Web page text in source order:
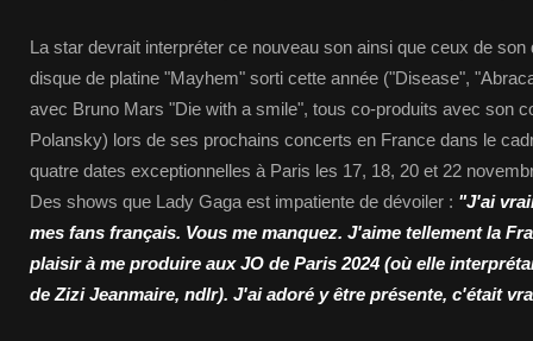
La star devrait interpréter ce nouveau son ainsi que ceux de son
disque de platine "Mayhem" sorti cette année ("Disease",
avec Bruno Mars "Die with a smile", tous co-produits avec son
Polansky) lors de ses prochains concerts en France dans le
quatre dates exceptionnelles à Paris les 17, 18, 20 et 22
Des shows que Lady Gaga est impatiente de dévoiler : "J'ai
mes fans français. Vous me manquez. J'aime tellement la
plaisir à me produire aux JO de Paris 2024 (où elle
de Zizi Jeanmaire, ndlr). J'ai adoré y être présente, c'était